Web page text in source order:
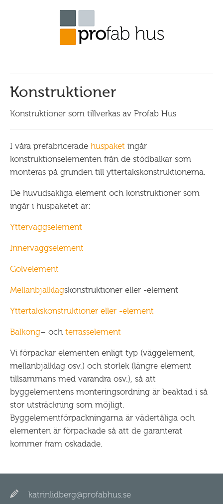
Konstruktioner
Konstruktioner som tillverkas av Profab Hus
I våra prefabricerade huspaket ingår
konstruktionselementen från de stödbalkar som
monteras på grunden till yttertakskonstruktionerna.
De huvudsakliga element och konstruktioner som
ingår i huspaketet är:
Ytterväggselement
Innerväggselement
Golvelement
Mellanbjälklagskonstruktioner eller -element
Yttertakskonstruktioner eller -element
Balkong– och terrasselement
Vi förpackar elementen enligt typ (väggelement,
mellanbjälklag osv.) och storlek (längre element
tillsammans med varandra osv.), så att
byggelementens monteringsordning är beaktad i så
stor utsträckning som möjligt.
Byggelementförpackningarna är vädertåliga och
elementen är förpackade så att de garanterat
kommer fram oskadade.
katrinlidberg@profabhus.se